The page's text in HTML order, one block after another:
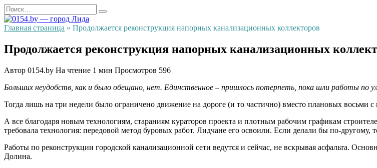
Перейти
к
содержанию
Search
for:
Главная страница » Продолжается реконструкция напорных канализационных коллекторов
Продолжается реконструкция напорных канализационных
Автор 0154.by На чтение 1 мин Просмотров 596
Больших неудобств, как и было обещано, нет. Единственное – пришлось потерпеть, пока шли работы по
Тогда лишь на три недели было ограничено движение на дороге (и то частично) вместо плановых восьми
А все благодаря новым технологиям, стараниям кураторов проекта и плотным рабочим графикам
требовала технология: передовой метод буровых работ. Лидчане его освоили. Если делали бы по-
Работы по реконструкции городской канализационной сети ведутся и сейчас, не вскрывая асфальта.
Долина.